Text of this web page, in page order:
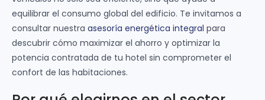
equilibrar el consumo global del edificio. Te invitamos a
consultar nuestra asesoría energética integral para
descubrir cómo maximizar el ahorro y optimizar la
potencia contratada de tu hotel sin comprometer el
confort de las habitaciones.